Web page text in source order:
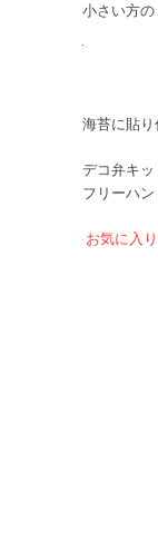
小さい方
海苔に貼
デコ弁キ
フリーハ
お気に入